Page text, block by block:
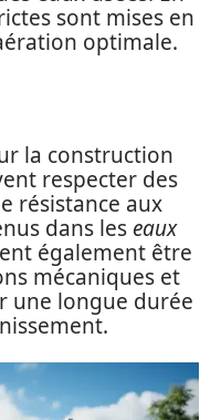
sont mises en
optimale.
la construction
respecter des
résistance aux
dans les eaux
également être
mécaniques et
une longue durée